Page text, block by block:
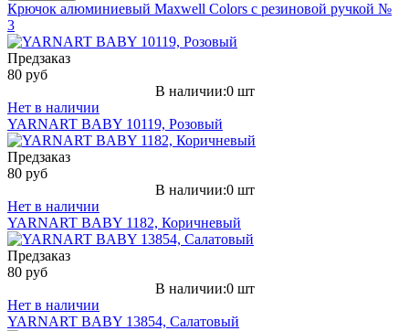
Крючок алюминиевый Maxwell Colors c резиновой ручкой №
3
Предзаказ
80 руб
В наличии:0 шт
Нет в наличии
YARNART BABY 10119, Розовый
Предзаказ
80 руб
В наличии:0 шт
Нет в наличии
YARNART BABY 1182, Коричневый
Предзаказ
80 руб
В наличии:0 шт
Нет в наличии
YARNART BABY 13854, Салатовый